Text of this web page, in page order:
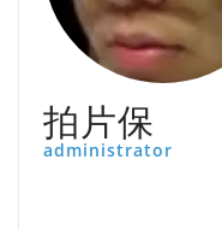
拍片保
administrator